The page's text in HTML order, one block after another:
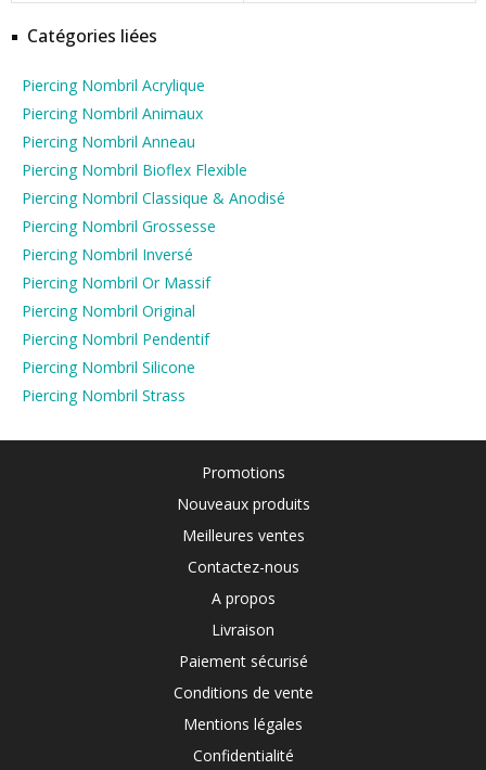
Catégories liées
Piercing Nombril Acrylique
Piercing Nombril Animaux
Piercing Nombril Anneau
Piercing Nombril Bioflex Flexible
Piercing Nombril Classique & Anodisé
Piercing Nombril Grossesse
Piercing Nombril Inversé
Piercing Nombril Or Massif
Piercing Nombril Original
Piercing Nombril Pendentif
Piercing Nombril Silicone
Piercing Nombril Strass
Promotions
Nouveaux produits
Meilleures ventes
Contactez-nous
A propos
Livraison
Paiement sécurisé
Conditions de vente
Mentions légales
Confidentialité